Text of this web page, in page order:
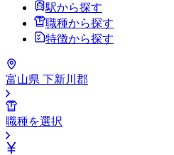
駅から探す
職種から探す
特徴から探す
富山県 下新川郡
職種を選択